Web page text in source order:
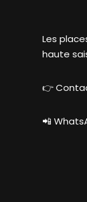
Les
haute
👉
📲